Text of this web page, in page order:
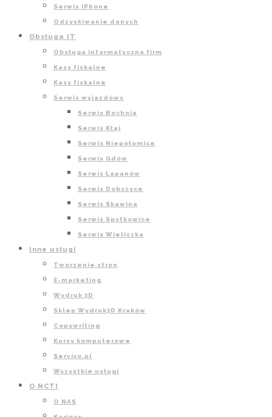
Serwis IPhone
Odzyskiwanie danych
Obsługa IT
Obsługa informatyczna firm
Kasy fiskalne
Kasy fiskalne
Serwis wyjazdowy
Serwis Bochnia
Serwis Kłaj
Serwis Niepołomice
Serwis Gdów
Serwis Łapanów
Serwis Dobczyce
Serwis Skawina
Serwis Spytkowice
Serwis Wieliczka
Inne usługi
Tworzenie stron
E-marketing
Wydruk 3D
Sklep Wydruk3D Kraków
Copywriting
Kursy komputerowe
Servixo.pl
Wszystkie usługi
O NCTI
O NAS